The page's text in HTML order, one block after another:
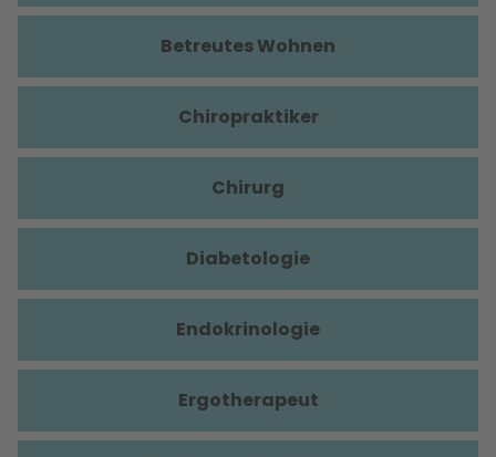
Betreutes Wohnen
Chiropraktiker
Chirurg
Diabetologie
Endokrinologie
Ergotherapeut